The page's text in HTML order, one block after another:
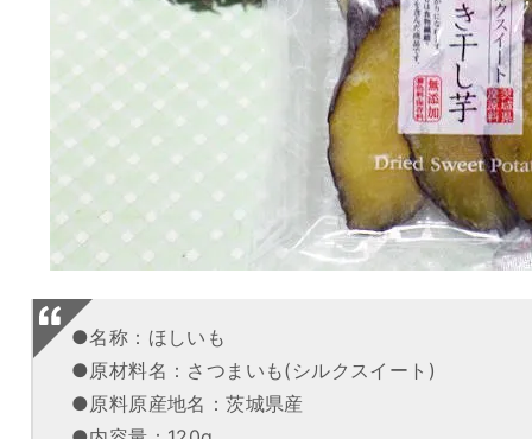
●名称：ほしいも
●原材料名：さつまいも(シルクスイート)
●原料原産地名：茨城県産